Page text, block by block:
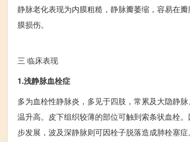
静脉老化表现为内膜粗糙，静脉瓣萎缩，容易在
膜损伤。
三 临床表现
1.浅静脉血栓症
多为血栓性静脉炎，多见于四肢，常累及大隐静
温升高。皮下组织较薄的部位可触到索条状血栓
步发展，波及深静脉则可因栓子脱落造成肺栓塞症。